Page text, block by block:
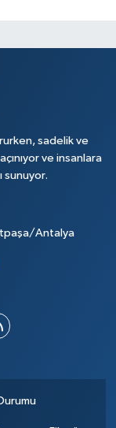
sadelik ve
ve insanlara
sunuyor.
Antalya